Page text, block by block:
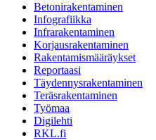
Betonirakentaminen
Infografiikka
Infrarakentaminen
Korjausrakentaminen
Rakentamismääräykset
Reportaasi
Täydennysrakentaminen
Teräsrakentaminen
Työmaa
Digilehti
RKL.fi